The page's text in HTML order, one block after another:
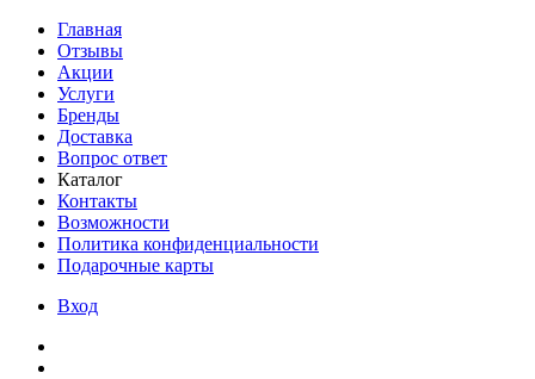
Главная
Отзывы
Акции
Услуги
Бренды
Доставка
Вопрос ответ
Каталог
Контакты
Возможности
Политика конфиденциальности
Подарочные карты
Вход